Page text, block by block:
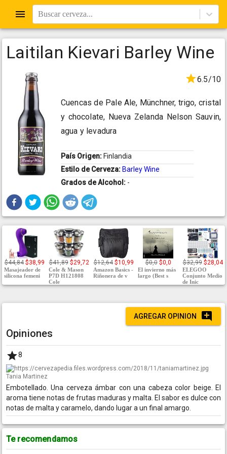
Buscar cerveza...
Laitilan Kievari Barley Wine
6.5/10
Cuencas de Pale Ale, Münchner, trigo, cristal
y chocolate, Nueva Zelanda Nelson Sauvin,
agua y levadura
País Origen: Finlandia
Estilo de Cerveza: Barley Wine
Grados de Alcohol: -
$44,84 $38,99
Masajeador de
silicona femeni
$41,89 $29,72
Cole & Mason
P7D H121808
Cole
$12,64 $10,99
Amazon Basics -
Riñonera de v
$0,0 $0,0
El invierno más
largo (Best s
$32,99 $28,04
ELEGOO
Conjunto Medio
de Inic
AGREGAR OPINION
Opiniones
8
Tania Martinez
Embotellado. Una cerveza ámbar con una cabeza color beige. El
aroma tiene notas de frutas maduras y malta. El sabor es dulce con
notas de malta y caramelo, dando lugar a un final amargo.
Te recomendamos